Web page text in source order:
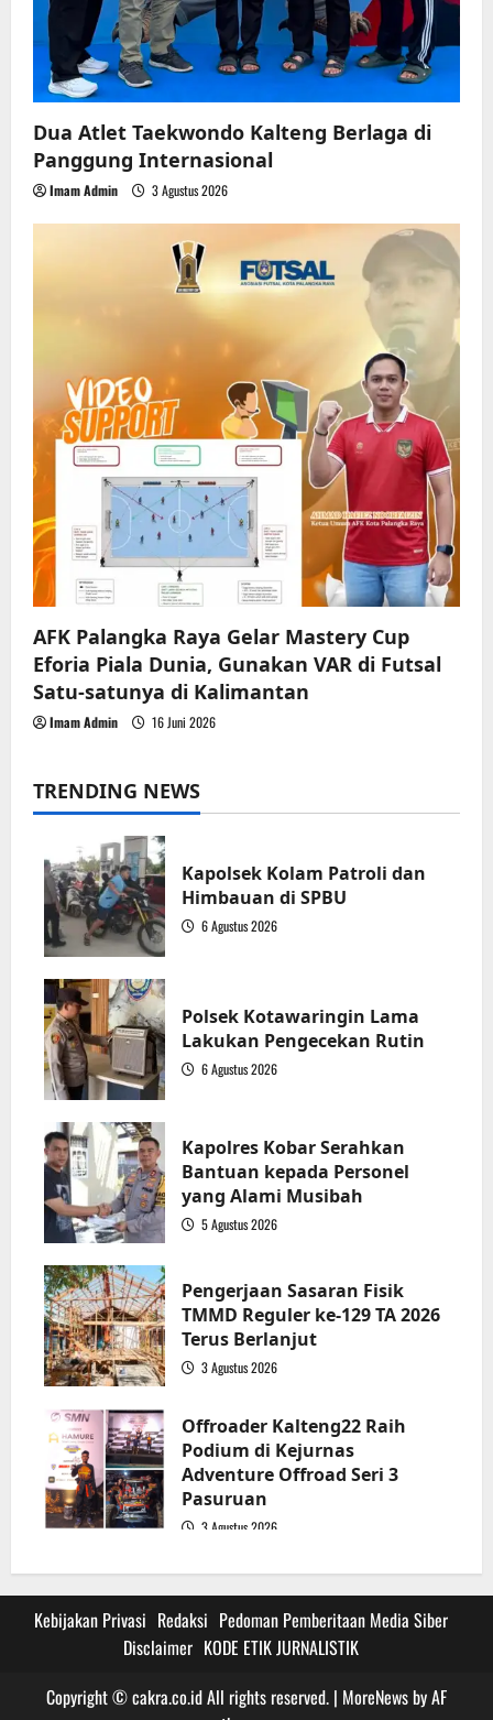
Dua Atlet Taekwondo Kalteng Berlaga di
Panggung Internasional
Imam Admin 3 Agustus 2026
AFK Palangka Raya Gelar Mastery Cup
Eforia Piala Dunia, Gunakan VAR di Futsal
Satu-satunya di Kalimantan
Imam Admin 16 Juni 2026
TRENDING NEWS
Kapolsek Kolam Patroli dan
Himbauan di SPBU
6 Agustus 2026
Polsek Kotawaringin Lama
Lakukan Pengecekan Rutin
6 Agustus 2026
Kapolres Kobar Serahkan
Bantuan kepada Personel
yang Alami Musibah
5 Agustus 2026
Pengerjaan Sasaran Fisik
TMMD Reguler ke-129 TA 2026
Terus Berlanjut
3 Agustus 2026
Offroader Kalteng22 Raih
Podium di Kejurnas
Adventure Offroad Seri 3
Pasuruan
3 Agustus 2026
Kebijakan Privasi Redaksi Pedoman Pemberitaan Media Siber
Disclaimer KODE ETIK JURNALISTIK
Copyright © cakra.co.id All rights reserved. | MoreNewsby AF